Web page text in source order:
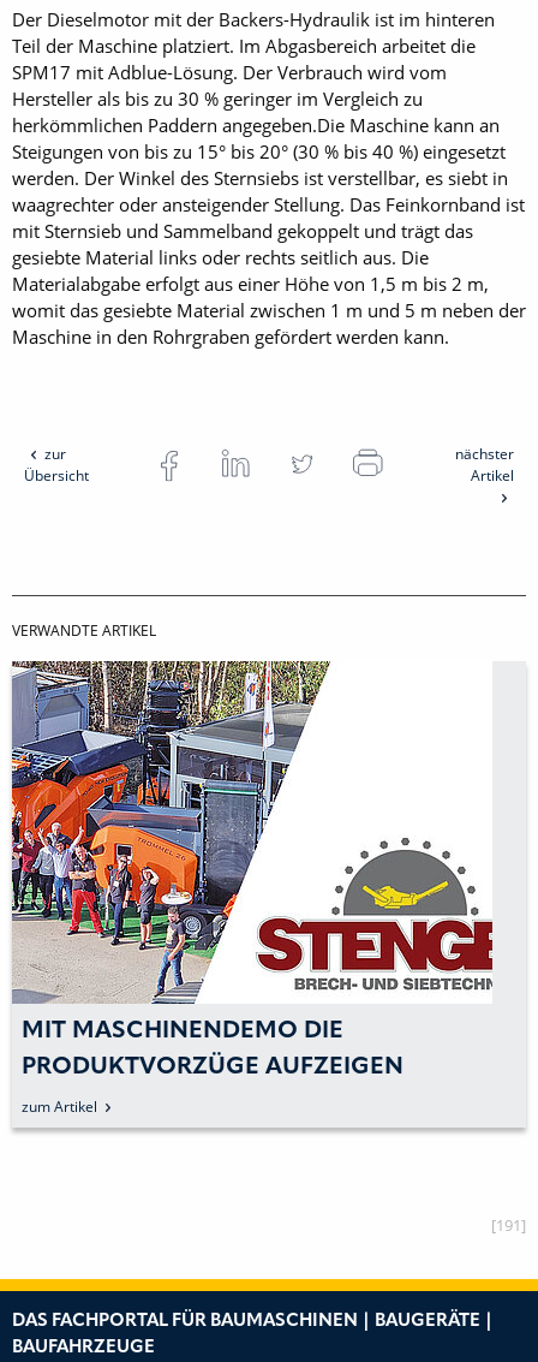
Der Dieselmotor mit der ­Backers-Hydraulik ist im hinteren
Teil der Maschine platziert. Im Abgasbereich arbeitet die
SPM17 mit Adblue-Lösung. Der Verbrauch wird vom
Hersteller als bis zu 30 % geringer im Vergleich zu
herkömmlichen Paddern angegeben.Die Maschine kann an
Steigungen von bis zu 15° bis 20° (30 % bis 40 %) eingesetzt
werden. Der Winkel des Sternsiebs ist verstellbar, es siebt in
waagrechter oder ansteigender Stellung. Das Feinkornband ist
mit Sternsieb und Sammelband gekoppelt und trägt das
gesiebte Material links oder rechts seitlich aus. Die
Materialabgabe erfolgt aus einer Höhe von 1,5 m bis 2 m,
womit das gesiebte ­Material zwischen 1 m und 5 m neben der
Maschine in den Rohrgraben gefördert werden kann.
zur
Übersicht
nächster
Artikel
VERWANDTE ARTIKEL
MIT MASCHINENDEMO DIE
PRODUKTVORZÜGE AUFZEIGEN
zum Artikel
[191]
DAS FACHPORTAL FÜR BAUMASCHINEN | BAUGERÄTE |
BAUFAHRZEUGE